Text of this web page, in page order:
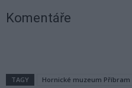
Komentáře
TAGY Hornické muzeum Příbram